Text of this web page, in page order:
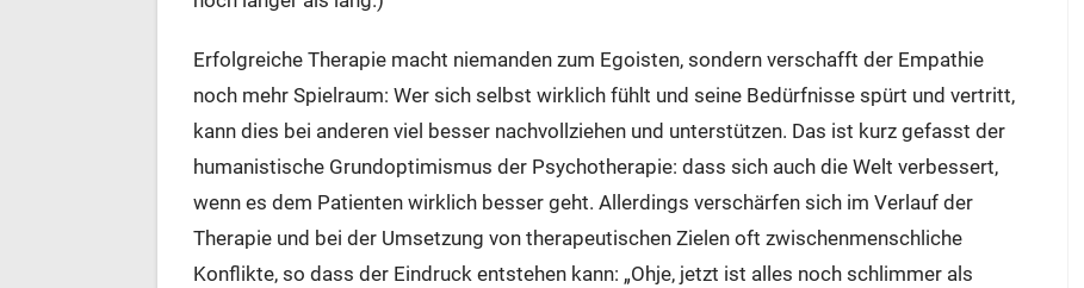
Erfolgreiche Therapie macht niemanden zum Egoisten, sondern verschafft der Empathie
noch mehr Spielraum: Wer sich selbst wirklich fühlt und seine Bedürfnisse spürt und vertritt,
kann dies bei anderen viel besser nachvollziehen und unterstützen. Das ist kurz gefasst der
humanistische Grundoptimismus der Psychotherapie: dass sich auch die Welt verbessert,
wenn es dem Patienten wirklich besser geht. Allerdings verschärfen sich im Verlauf der
Therapie und bei der Umsetzung von therapeutischen Zielen oft zwischenmenschliche
Konflikte, so dass der Eindruck entstehen kann: „Ohje, jetzt ist alles noch schlimmer als